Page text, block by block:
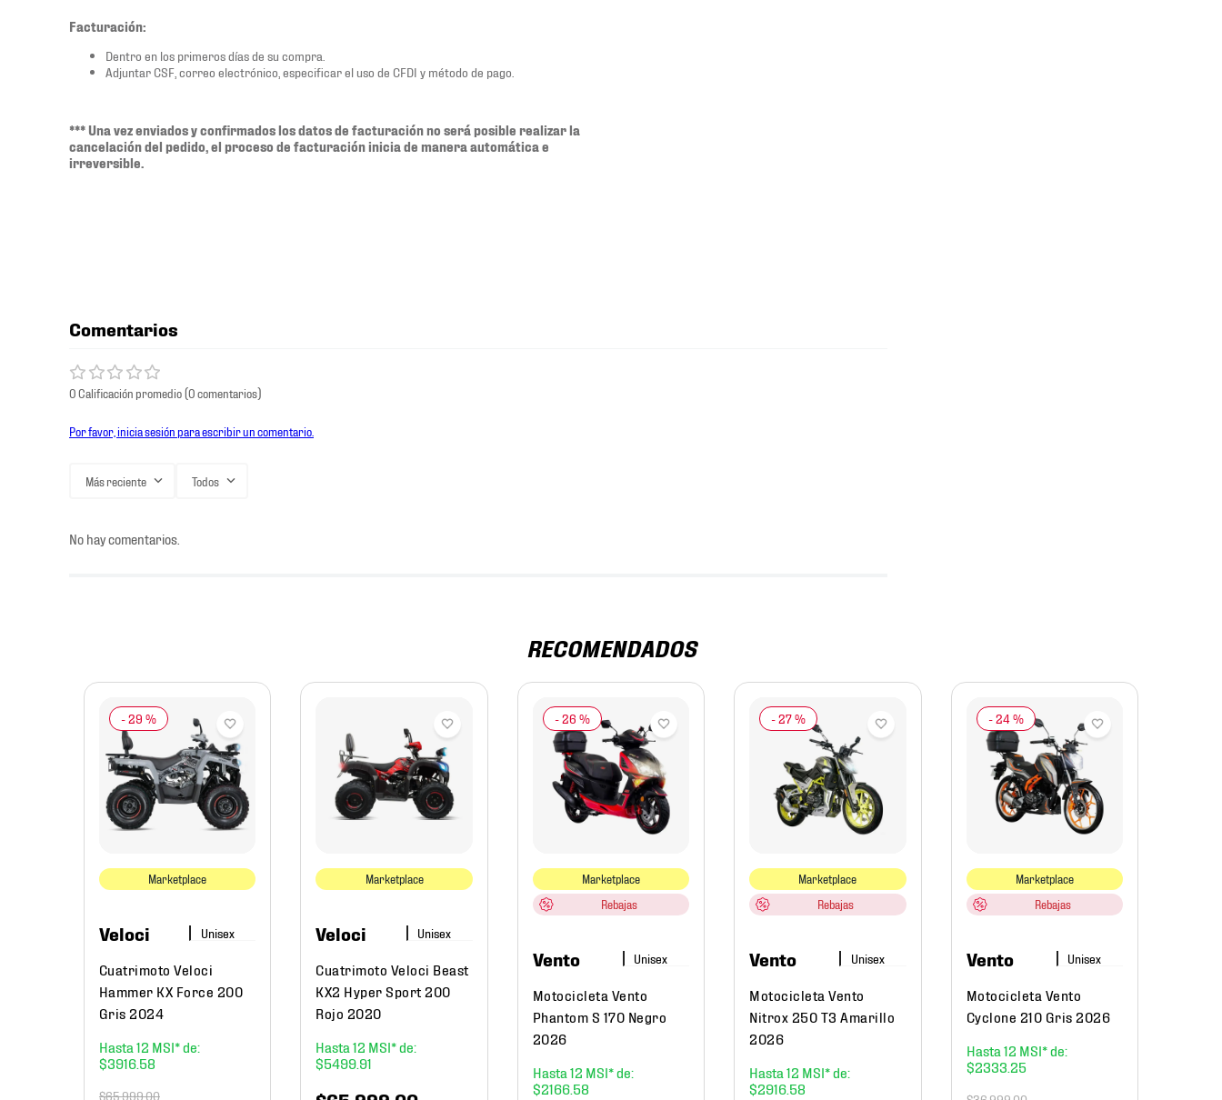
Facturación:
Dentro en los primeros días de su compra.
Adjuntar CSF, correo electrónico, especificar el uso de CFDI y método de pago.
*** Una vez enviados y confirmados los datos de facturación no será posible realizar la
cancelación del pedido, el proceso de facturación inicia de manera automática e
irreversible.
Comentarios
0 Calificación promedio(0 comentarios)
Por favor, inicia sesión para escribir un comentario.
Más reciente Todos
No hay comentarios.
RECOMENDADOS
-29 %
Marketplace
Veloci
Cuatrimoto Veloci
Hammer KX Force 200
Gris 2024
12
$3916. 58
$65,999.00
Marketplace
Veloci
Cuatrimoto Veloci Beast
KX2 Hyper Sport 200
Rojo 2020
12
$5499 91
- 26 %
Marketplace
Rebajas
Vento
Motocicleta Vento
Phantom S 170 Negro
2026
12
$2166. 58
-27 %
Marketplace
Rebajas
Vento
Motocicleta Vento
Nitrox 250 T3 Amarillo
2026
12
$2916 58
- 24 %
Marketplace
Rebajas
Vento
Motocicleta Vento
Cyclone 210 Gris 2026
12
$2333 25